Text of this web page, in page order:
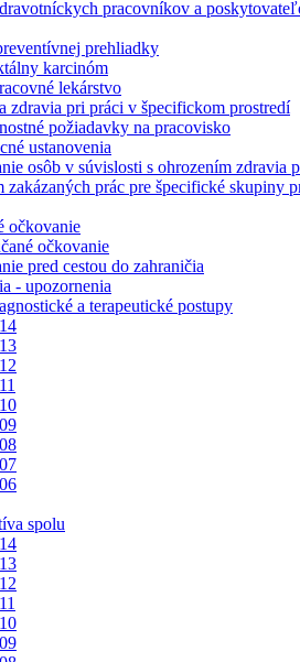
pracovníkov a
prehliadky
karcinóm
lekárstvo
zdravia pri práci v špecifickom prostredí
požiadavky na pracovisko
ustanovenia
osôb v súvislosti s ohrozením zdravia
zakázaných prác pre špecifické skupiny
očkovanie
očkovanie
pred cestou do zahraničia
- upozornenia
a terapeutické postupy
spolu